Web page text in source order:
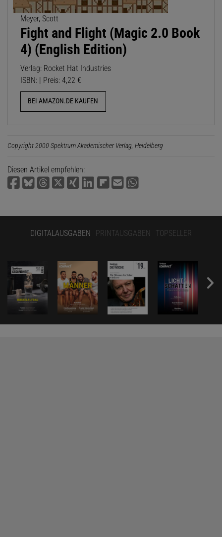
Meyer, Scott
Fight and Flight (Magic 2.0 Book
4) (English Edition)
Verlag: Rocket Hat Industries
ISBN: | Preis: 4,22 €
BEI AMAZON.DE KAUFEN
Copyright 2000 Spektrum Akademischer Verlag, Heidelberg
Diesen Artikel empfehlen:
DIGITALAUSGABEN PRINTAUSGABEN TOPSELLER